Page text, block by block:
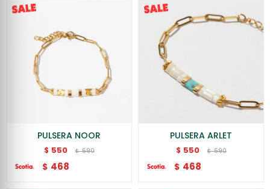
PULSERA NOOR
$ 550 $ 690
$ 468
PULSERA ARLET
$ 550 $ 690
$ 468